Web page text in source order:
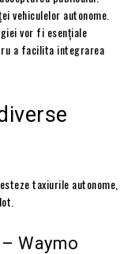
vehiculelor autonome.
vor fi esențiale
a facilita integrarea
taxiurile autonome,
Waymo